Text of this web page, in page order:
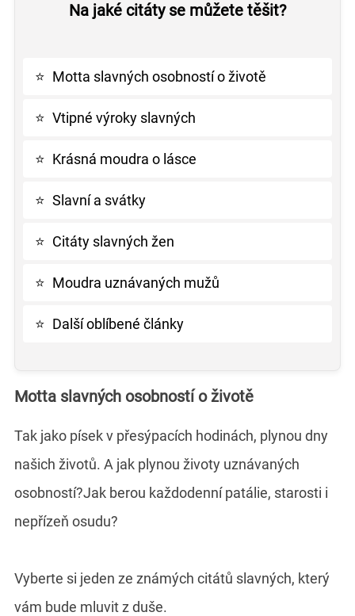
Na jaké citáty se můžete těšit?
⭐ Motta slavných osobností o životě
⭐ Vtipné výroky slavných
⭐ Krásná moudra o lásce
⭐ Slavní a svátky
⭐ Citáty slavných žen
⭐ Moudra uznávaných mužů
⭐ Další oblíbené články
Motta slavných osobností o životě
Tak jako písek v přesýpacích hodinách, plynou dny
našich životů. A jak plynou životy uznávaných
osobností?Jak berou každodenní patálie, starosti i
nepřízeň osudu?
Vyberte si jeden ze známých citátů slavných, který
vám bude mluvit z duše.